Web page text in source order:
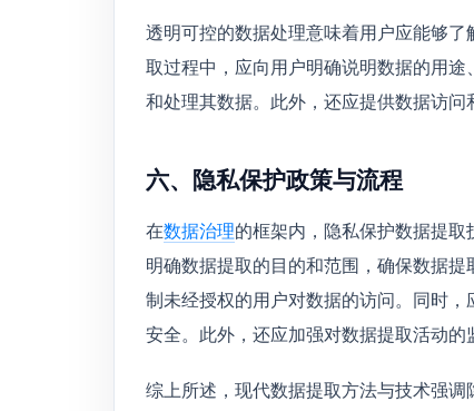
透明可控的数据处理意味着用户应能够
取过程中，应向用户明确说明数据的用
和处理其数据。此外，还应提供数据访问
六、隐私保护政策与流程
在数据治理的框架内，隐私保护数据提
明确数据提取的目的和范围，确保数据
制未经授权的用户对数据的访问。同时
安全。此外，还应加强对数据提取活动的
综上所述，现代数据提取方法与技术强